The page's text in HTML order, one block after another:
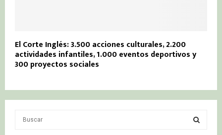
El Corte Inglés: 3.500 acciones culturales, 2.200
actividades infantiles, 1.000 eventos deportivos y
300 proyectos sociales